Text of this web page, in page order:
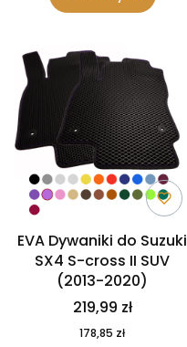
EVA Dywaniki do Suzuki
SX4 S-cross II SUV
(2013-2020)
219,99 zł
178,85 zł